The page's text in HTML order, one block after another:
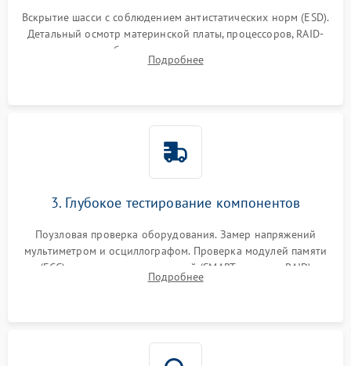
Вскрытие шасси с соблюдением антистатических норм (ESD).
Детальный осмотр материнской платы, процессоров, RAID-
контроллеров и блоков питания на наличие термических
повреждений, прогаров или окислений.
Подробнее
3. Глубокое тестирование компонентов
Поузловая проверка оборудования. Замер напряжений
мультиметром и осциллографом. Проверка модулей памяти
(ECC) и состояния накопителей (SMART, массивы RAID)
специализированными диагностическими утилитами.
Подробнее